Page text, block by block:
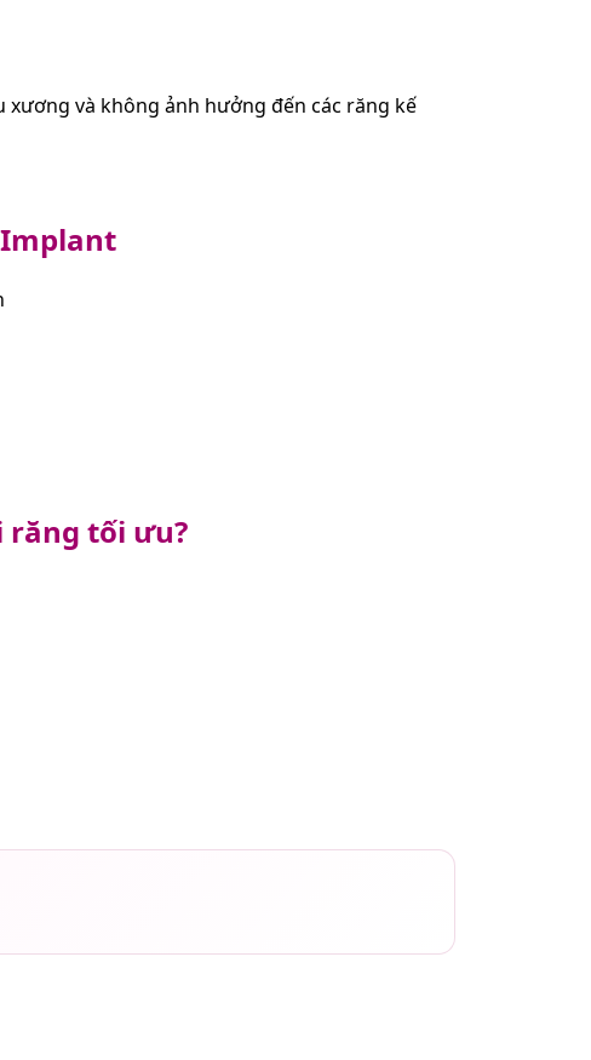
xương và không ảnh hưởng đến các răng kế
răng tối ưu?